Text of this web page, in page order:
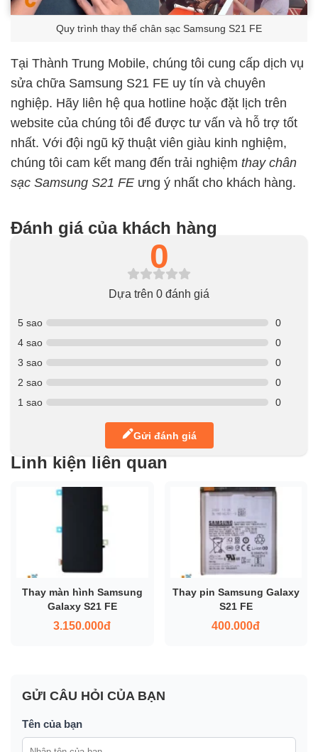
Quy trình thay thế chân sạc Samsung S21 FE
Tại Thành Trung Mobile, chúng tôi cung cấp dịch vụ
sửa chữa Samsung S21 FE uy tín và chuyên
nghiệp. Hãy liên hệ qua hotline hoặc đặt lịch trên
website của chúng tôi để được tư vấn và hỗ trợ tốt
nhất. Với đội ngũ kỹ thuật viên giàu kinh nghiệm,
chúng tôi cam kết mang đến trải nghiệm thay chân
sạc Samsung S21 FE ưng ý nhất cho khách hàng.
Đánh giá của khách hàng
0
Dựa trên 0 đánh giá
5 sao
0
4 sao
0
3 sao
0
2 sao
0
1 sao
0
Gửi đánh giá
Linh kiện liên quan
Thay màn hình Samsung
Galaxy S21 FE
3.150.000đ
Thay pin Samsung Galaxy
S21 FE
400.000đ
GỬI CÂU HỎI CỦA BẠN
Tên của bạn